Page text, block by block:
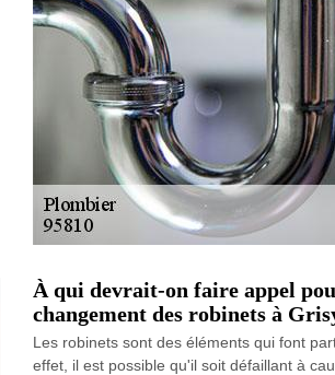
À qui devrait-on faire appel
changement des robinets à
Les robinets sont des éléments qui font
effet, il est possible qu'il soit défaillant à